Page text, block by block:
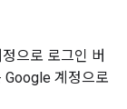
으로 로그인 버
Google 계정으로